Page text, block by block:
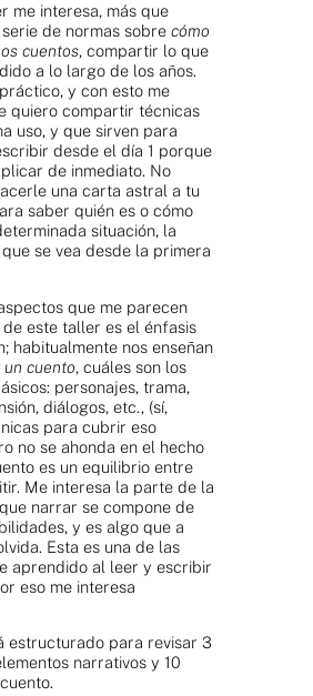
me interesa, más que
de normas sobre cómo
cuentos, compartir lo que
a lo largo de los años.
y con esto me
quiero compartir técnicas
uso, y que sirven para
desde el día 1 porque
de inmediato. No
una carta astral a tu
saber quién es o cómo
situación, la
se vea desde la primera
que me parecen
este taller es el énfasis
habitualmente nos enseñan
cuento, cuáles son los
personajes, trama,
diálogos, etc., (sí,
para cubrir eso
no se ahonda en el hecho
es un equilibrio entre
Me interesa la parte de la
narrar se compone de
y es algo que a
Esta es una de las
aprendido al leer y escribir
eso me interesa
estructurado para revisar 3
narrativos y 10